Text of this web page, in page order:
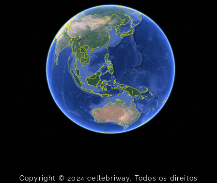
Copyright © 2024 cellebriway. Todos os direitos